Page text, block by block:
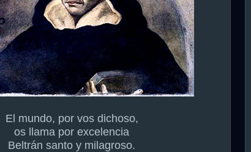
El mundo, por vos dichoso,
os llama por excelencia
Beltrán santo y milagroso.